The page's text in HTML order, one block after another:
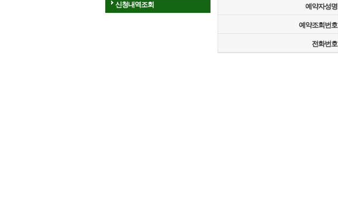
신청내역조회 예약자성명
예약조회번호
전화번호